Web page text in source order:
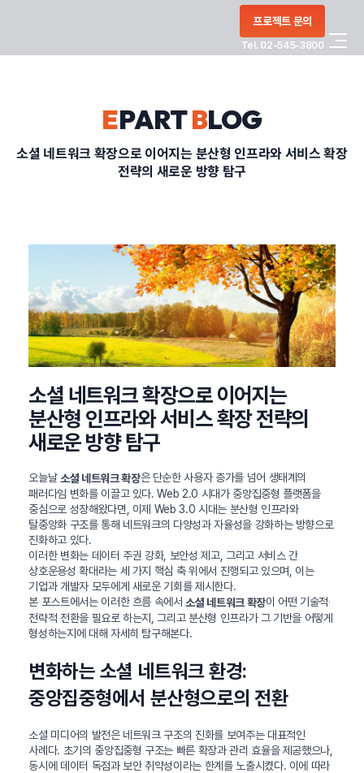
프로젝트 문의
Tel. 02-545-3800
CONTACT
정부지원사업
EPARTBLOG
소셜 네트워크 확장으로 이어지는 분산형 인프라와 서비스 확장
전략의 새로운 방향 탐구
소셜 네트워크 확장으로 이어지는
분산형 인프라와 서비스 확장 전략의
새로운 방향 탐구
오늘날소셜 네트워크 확장은 단순한 사용자 증가를 넘어 생태계의
패러다임 변화를 이끌고 있다. Web 2.0 시대가 중앙집중형 플랫폼을
중심으로 성장해왔다면, 이제 Web 3.0 시대는 분산형 인프라와
탈중앙화 구조를 통해 네트워크의 다양성과 자율성을 강화하는 방향으로
진화하고 있다.
이러한 변화는 데이터 주권 강화, 보안성 제고, 그리고 서비스 간
상호운용성 확대라는 세 가지 핵심 축 위에서 진행되고 있으며, 이는
기업과 개발자 모두에게 새로운 기회를 제시한다.
본 포스트에서는 이러한 흐름 속에서 소셜 네트워크 확장이 어떤 기술적‧
전략적 전환을 필요로 하는지, 그리고 분산형 인프라가 그 기반을 어떻게
형성하는지에 대해 자세히 탐구해본다.
변화하는 소셜 네트워크 환경:
중앙집중형에서 분산형으로의 전환
소셜 미디어의 발전은 네트워크 구조의 진화를 보여주는 대표적인
사례다. 초기의 중앙집중형 구조는 빠른 확장과 관리 효율을 제공했으나,
동시에 데이터 독점과 보안 취약성이라는 한계를 노출시켰다. 이에 따라